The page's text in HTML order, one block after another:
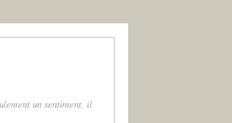
un sentiment, il